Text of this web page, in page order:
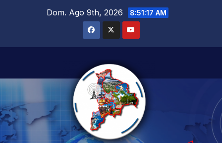
Dom. Ago 9th, 2026 8:51:19 AM